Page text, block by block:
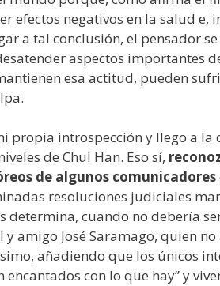
efectos negativos en la salud e,
a tal conclusión, el pensador
aspectos importantes
esa actitud, pueden
propia introspección y llego a
de Chul Han. Eso sí,
de algunos comunicadores
resoluciones judiciales
cuando no debería
amigo José Saramago, quien
añadiendo que los únicos
con lo que hay” y